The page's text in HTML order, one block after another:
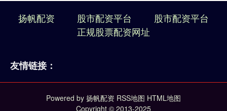
扬帆配资 股市配资平台
股市配资平台
正规股票配资网址
友情链接：
Powered by 扬帆配资 RSS地图 HTML地图
Copyright © 2013-2025